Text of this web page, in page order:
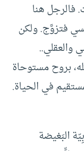
فالرجل هنا
فتزوَّج. ولكن
والعقلي..
بروح مستوحاة
في الحياة.
البَغيضة